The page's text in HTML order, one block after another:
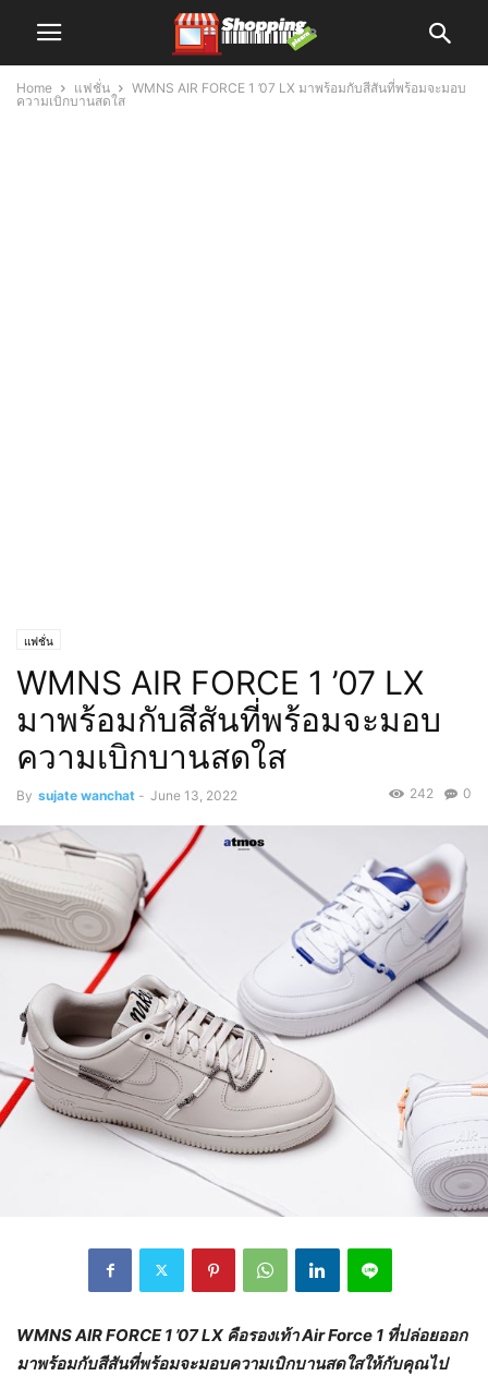
Home แฟชั่น
WMNS AIR FORCE 1 ’07 LX มาพร้อมกับสีสันที่พร้อมจะมอบ
ความเบิกบานสดใส
แฟชั่น
WMNS AIR FORCE 1 ’07 LX
มาพร้อมกับสีสันที่พร้อมจะมอบ
ความเบิกบานสดใส
By sujate wanchat - June 13, 2022 0
242
WMNS AIR FORCE 1 ’07 LX คือรองเท้า Air Force 1 ที่ปล่อยออก
มาพร้อมกับสีสันที่พร้อมจะมอบความเบิกบานสดใสให้กับคุณไป